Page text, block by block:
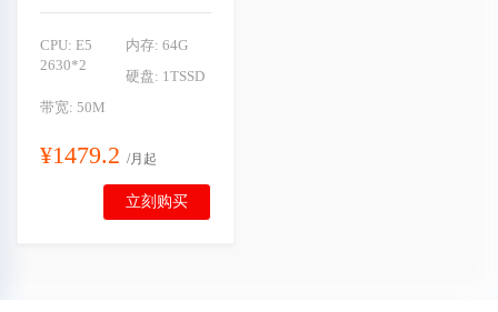
CPU: E5
2630*2
内存: 64G
硬盘: 1TSSD
带宽: 50M
¥1479.2 /月起
立刻购买